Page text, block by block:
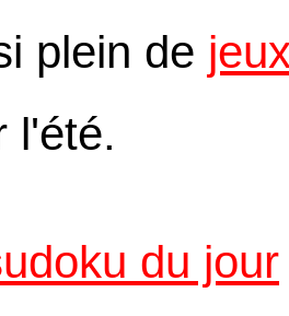
plein de
l'été.
du jour